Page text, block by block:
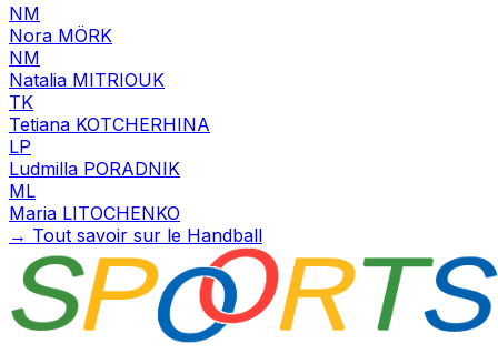
NM
Nora MÖRK
NM
Natalia MITRIOUK
TK
Tetiana KOTCHERHINA
LP
Ludmilla PORADNIK
ML
Maria LITOCHENKO
→ Tout savoir sur le Handball